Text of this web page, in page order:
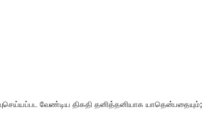
வேண்டிய திகதி தனித்தனியாக யாதென்பதையும்;